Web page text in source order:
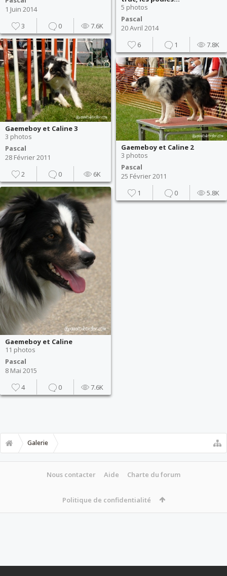
1 Juin 2014
3
0 7.6K
5 photos
Pascal
20 Avril 2014
6
1 7.8K
Gaemeboy et Caline 3
3 photos
Pascal
28 Février 2011
2
0 6K
Gaemeboy et Caline 2
3 photos
Pascal
25 Février 2011
1
0 5.8K
Gaemeboy et Caline
11 photos
Pascal
8 Mai 2015
4
0 7.6K
Galerie
Nous contacter Aide Charte du forum
Politique de confidentialité